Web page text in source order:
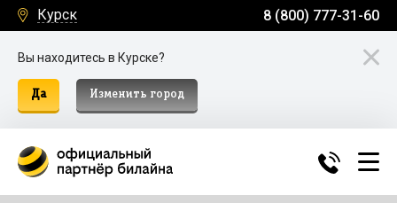
Курск 8 (800) 777-31-60
Вы находитесь в Курске?
Да Изменить город